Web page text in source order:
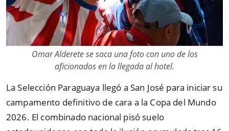
Omar Alderete se saca una foto con uno de los
aficionados en la llegada al hotel.
La Selección Paraguaya llegó a San José para iniciar su
campamento definitivo de cara a la Copa del Mundo
2026. El combinado nacional pisó suelo